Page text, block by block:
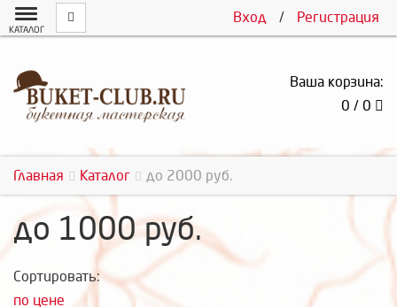
Вход / Регистрация
КАТАЛОГ
Ваша корзина:
0 / 0
Главная Каталог до 2000 руб.
до 1000 руб.
Сортировать:
по цене